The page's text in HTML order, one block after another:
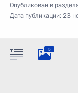
Опубликован в
Дата публикации:23
5